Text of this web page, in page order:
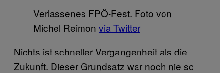
Verlassenes FPÖ-Fest. Foto von
Michel Reimon via Twitter
Nichts ist schneller Vergangenheit als die
Zukunft. Dieser Grundsatz war noch nie so